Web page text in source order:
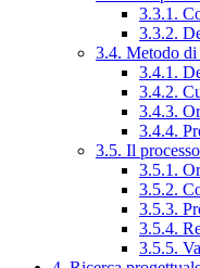
3.3.1.
3.3.2.
3.4. Metodo
3.4.1.
3.4.2.
3.4.3.
3.4.4.
3.5. Il
3.5.1.
3.5.2.
3.5.3.
3.5.4.
3.5.5.